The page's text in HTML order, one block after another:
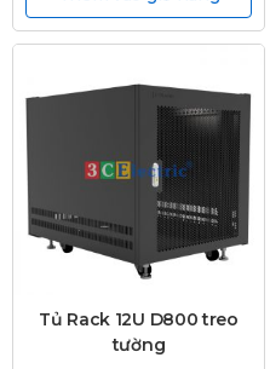
Tủ Rack 12U D800 treo
tường